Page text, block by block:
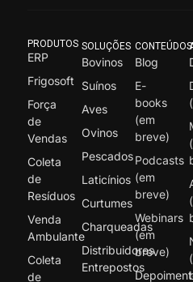
PRODUTOS
ERP
Frigosoft
Força
de
Vendas
Coleta
de
Resíduos
Venda
Ambulante
Coleta
de
SOLUÇÕES
Bovinos
Suínos
Aves
Ovinos
Pescados
Laticínios
Curtumes
Charqueadas
Distribuidores
Entrepostos
CONTEÚDOS
Blog
E-
books
(em
breve)
Podcasts
(em
breve)
Webinars
(em
breve)